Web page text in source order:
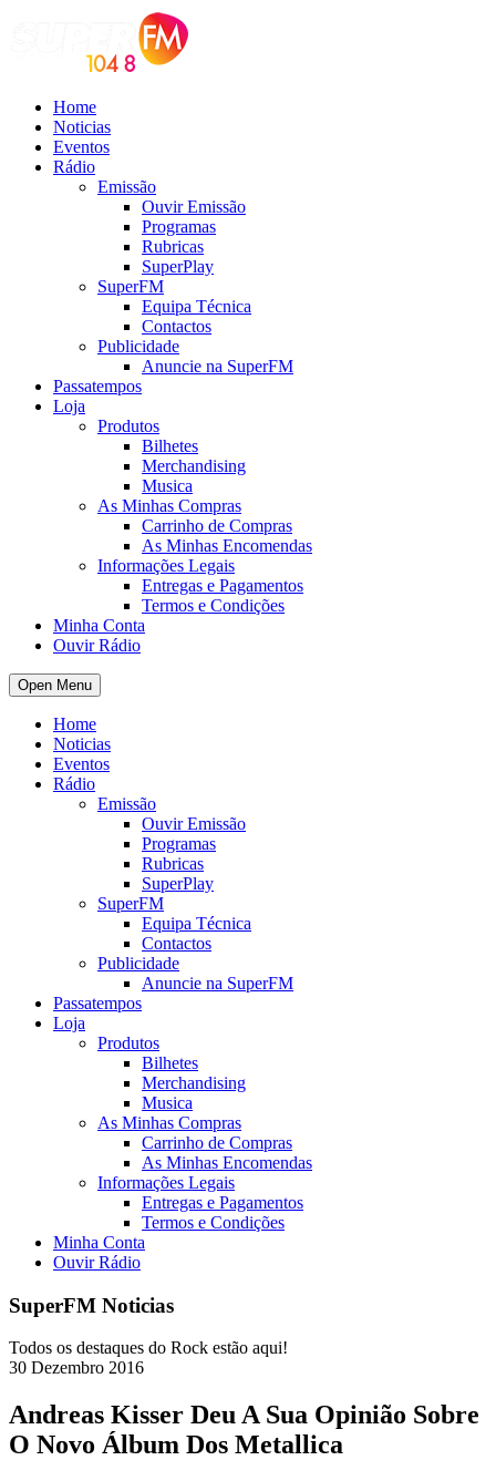
Home
Noticias
Eventos
Rádio
Emissão
Ouvir Emissão
Programas
Rubricas
SuperPlay
SuperFM
Equipa Técnica
Contactos
Publicidade
Anuncie na SuperFM
Passatempos
Loja
Produtos
Bilhetes
Merchandising
Musica
As Minhas Compras
Carrinho de Compras
As Minhas Encomendas
Informações Legais
Entregas e Pagamentos
Termos e Condições
Minha Conta
Ouvir Rádio
Open Menu
Home
Noticias
Eventos
Rádio
Emissão
Ouvir Emissão
Programas
Rubricas
SuperPlay
SuperFM
Equipa Técnica
Contactos
Publicidade
Anuncie na SuperFM
Passatempos
Loja
Produtos
Bilhetes
Merchandising
Musica
As Minhas Compras
Carrinho de Compras
As Minhas Encomendas
Informações Legais
Entregas e Pagamentos
Termos e Condições
Minha Conta
Ouvir Rádio
SuperFM Noticias
Todos os destaques do Rock estão aqui!
30 Dezembro 2016
Andreas Kisser Deu A Sua Opinião Sobre
O Novo Álbum Dos Metallica